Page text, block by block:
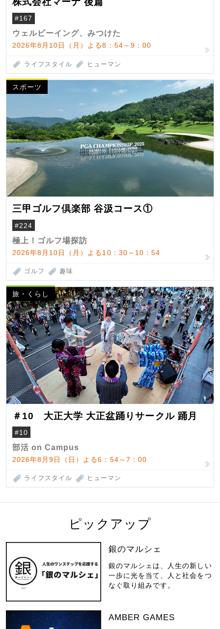
#167
ウェルビーイング、みつけた
2026年8月10日（月）よる8：54～9：00
ライフスタイル ヒューマン
スポーツ
三甲ゴルフ倶楽部 谷汲コース①
#224
極上！ゴルフ場探訪
2026年8月10日（月）よる10：30～10：54
ゴルフ 趣味
旅・くらし
＃10 大正大学 大正盆踊りサークル 踊月
#10
部活 on Campus
2026年8月9日（日）よる6：54～7：00
ライフスタイル ヒューマン
ピックアップ
銀のマルシェ
銀のマルシェは、人生の新しい
一歩に光を当て、人と社会をつ
なぐ取り組みです。
AMBER GAMES